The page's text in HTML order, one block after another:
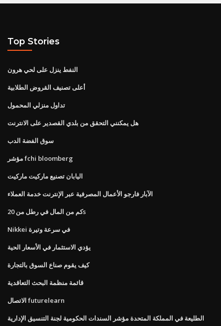
Top Stories
النفط ينزل على لحي هرون
أعلى تصنيف القروض الطلابية
تداول منزلي المحمول
هل يمكنني التحقق من بلدي القصدير على الانترنت
سوق الفضة الدب
مؤشر fchi bloomberg
اليابان تصنيع ماركيت ماركيت
الآبار فارجو الأعمال المصرفية عبر الإنترنت خدمة العملاء
كم من المال في رطل من 20s
Nikkei في سرعة وتيرة
يؤدي الاستثمار في الأسعار الحية
كيف يقوم صناع السوق بالتجارة
قائمة منظمة البحث التعاقدية
الاتصال futurelearn
الطليعة في المملكة المتحدة مؤشر السندات الحكومية لجنة التنسيق الإدارية